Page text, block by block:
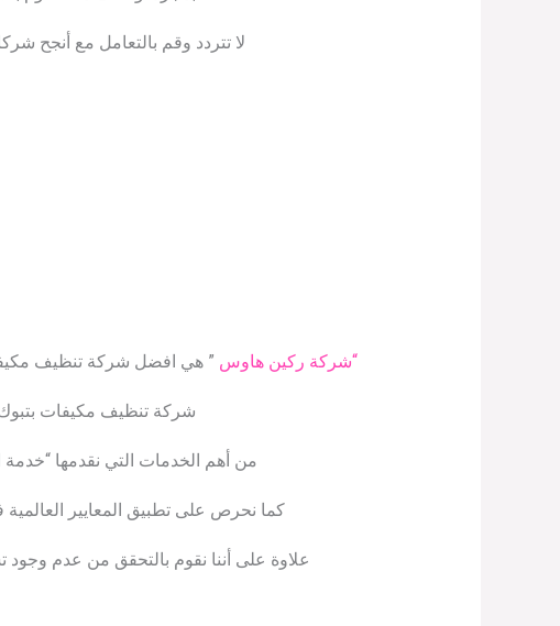
لا تتردد وقم بالتعامل مع أنجح
“شركة ركين هاوس ” هي افضل شركة تنظيف
شركة تنظيف مكيفات
من أهم الخدمات التي نقدمها
كما نحرص على تطبيق المعايير العالمية
علاوة على أننا نقوم بالتحقق من عدم وجود